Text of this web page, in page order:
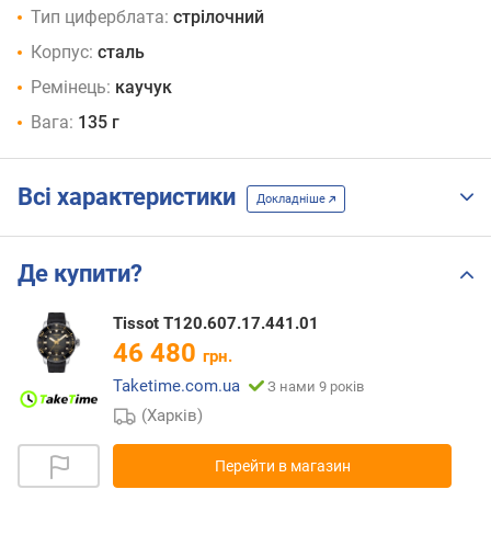
Тип циферблата: стрілочний
Корпус: сталь
Ремінець: каучук
Вага: 135 г
Всі характеристики Докладніше
Де купити?
Tissot T120.607.17.441.01
46 480 грн.
Taketime.com.ua
З нами 9 років
(Харків)
Перейти в магазин